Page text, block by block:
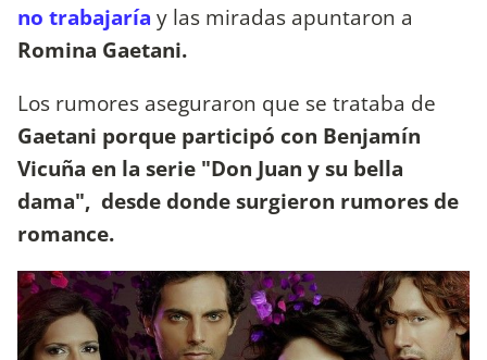
no trabajaría y las miradas apuntaron a
Romina Gaetani.
Los rumores aseguraron que se trataba de
Gaetani porque participó con Benjamín
Vicuña en la serie "Don Juan y su bella
dama", desde donde surgieron rumores de
romance.